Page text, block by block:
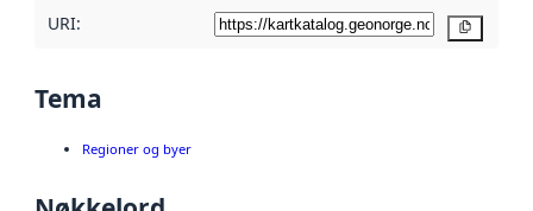
URI:
Tema
Regioner og byer